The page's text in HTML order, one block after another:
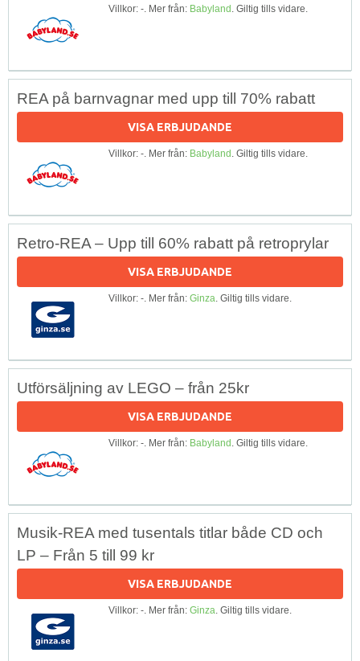
Villkor: -. Mer från: Babyland. Giltig tills vidare.
REA på barnvagnar med upp till 70% rabatt
VISA ERBJUDANDE
Villkor: -. Mer från: Babyland. Giltig tills vidare.
Retro-REA – Upp till 60% rabatt på retroprylar
VISA ERBJUDANDE
Villkor: -. Mer från: Ginza. Giltig tills vidare.
Utförsäljning av LEGO – från 25kr
VISA ERBJUDANDE
Villkor: -. Mer från: Babyland. Giltig tills vidare.
Musik-REA med tusentals titlar både CD och
LP – Från 5 till 99 kr
VISA ERBJUDANDE
Villkor: -. Mer från: Ginza. Giltig tills vidare.